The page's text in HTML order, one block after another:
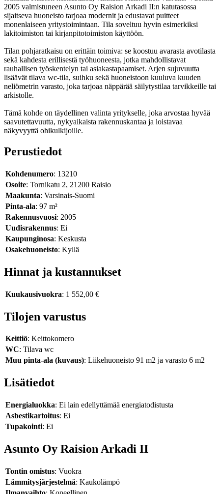
2005 valmistuneen Asunto Oy Raision Arkadi II:n katutasossa
sijaitseva huoneisto tarjoaa modernit ja edustavat puitteet
monenlaiseen yritystoimintaan. Tila soveltuu hyvin esimerkiksi
lakitoimiston tai kirjanpitotoimiston käyttöön.
Tilan pohjaratkaisu on erittäin toimiva: se koostuu avarasta avotilasta
sekä kahdesta erillisestä työhuoneesta, jotka mahdollistavat
rauhallisen työskentelyn tai asiakastapaamiset. Arjen sujuvuutta
lisäävät tilava wc-tila, suihku sekä huoneistoon kuuluva kuuden
neliömetrin varasto, joka tarjoaa näppärää säilytystilaa tarvikkeille tai
arkistolle.
Tämä kohde on täydellinen valinta yritykselle, joka arvostaa hyvää
saavutettavuutta, nykyaikaista rakennuskantaa ja loistavaa
näkyvyyttä ohikulkijoille.
Perustiedot
Kohdenumero: 13210
Osoite: Tornikatu 2, 21200 Raisio
Maakunta: Varsinais-Suomi
Pinta-ala: 97 m²
Rakennusvuosi: 2005
Uudisrakennus: Ei
Kaupunginosa: Keskusta
Osakehuoneisto: Kyllä
Hinnat ja kustannukset
Kuukausivuokra: 1 552,00 €
Tilojen varustus
Keittiö: Keittokomero
WC: Tilava wc
Muu pinta-ala (kuvaus): Liikehuoneisto 91 m2 ja varasto 6 m2
Lisätiedot
Energialuokka: Ei lain edellyttämää energiatodistusta
Asbestikartoitus: Ei
Tupakointi: Ei
Asunto Oy Raision Arkadi II
Tontin omistus: Vuokra
Lämmitysjärjestelmä: Kaukolämpö